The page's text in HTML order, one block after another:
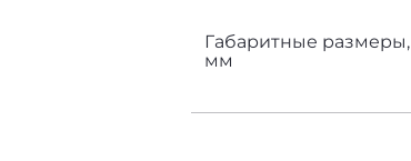
Габаритные размеры,
мм